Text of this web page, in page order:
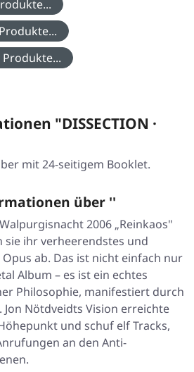
Produkte...
"DISSECTION ·
mit 24-seitigem Booklet.
über ''
2006 „Reinkaos"
ihr verheerendstes und
ab. Das ist nicht einfach nur
Album – es ist ein echtes
Philosophie, manifestiert durch
Nötdveidts Vision erreichte
und schuf elf Tracks,
an den Anti-